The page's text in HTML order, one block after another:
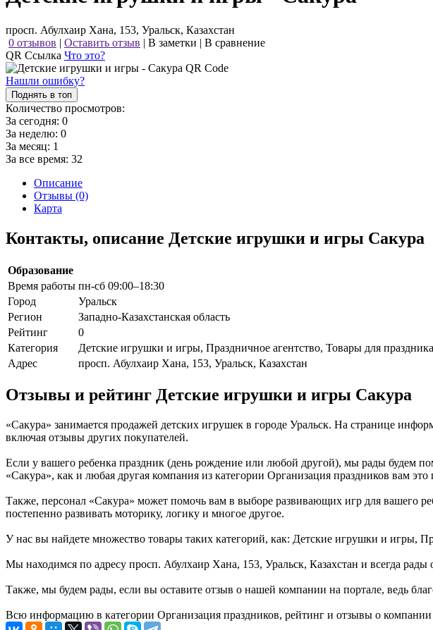
просп. Абулхаир Хана, 153, Уральск, Казахстан
0 отзывов | Оставить отзыв | В заметки | В сравнение
QR Ссылка Что это?
Нашли ошибку?
Поднять в топ
Количество просмотров:
За сегодня: 0
За неделю: 0
За месяц: 1
За все время: 32
Описание
Отзывы (0)
Карта
Контакты, описание Детские игрушки и игры Сакура
Образование
Время работы пн-сб 09:00–18:30
Город
Уральск
Регион
Западно-Казахстанская область
Рейтинг
0
Категория
Детские игрушки и игры, Праздничное агентство, Товары для праздника
Адрес
просп. Абулхаир Хана, 153, Уральск, Казахстан
Отзывы и рейтинг Детские игрушки и игры Сакура
«Сакура» занимается продажей детских игрушек в городе Уральск. На странице
включая отзывы других покупателей.
Если у вашего ребенка праздник (день рождение или любой другой), мы рады будем
«Сакура», как и любая другая компания из категории Организация праздников вам это
Также, персонал «Сакура» может помочь вам в выборе развивающих игр для вашего
постепенно развивать моторику, логику и многое другое.
У нас вы найдете множество товары таких категорий, как: Детские игрушки и игры,
Мы находимся по адресу просп. Абулхаир Хана, 153, Уральск, Казахстан и всегда рады
Также, мы будем рады, если вы оставите отзыв о нашей компании на портале, ведь
Всю информацию в категории Организация праздников, рейтинг и отзывы о